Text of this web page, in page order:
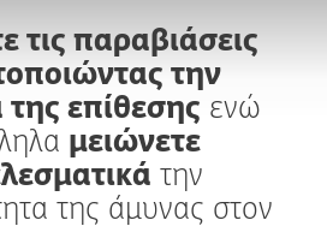
τις παραβιάσεις
την
της επίθεσης ενώ
μειώνετε
την
της άμυνας στον